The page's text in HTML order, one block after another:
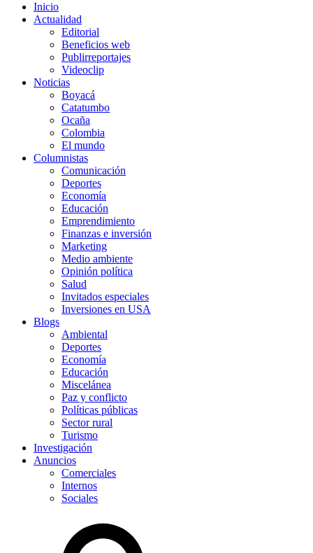
Inicio
Actualidad
Editorial
Beneficios web
Publirreportajes
Videoclip
Noticias
Boyacá
Catatumbo
Ocaña
Colombia
El mundo
Columnistas
Comunicación
Deportes
Economía
Educación
Emprendimiento
Finanzas e inversión
Marketing
Medio ambiente
Opinión política
Salud
Invitados especiales
Inversiones en USA
Blogs
Ambiental
Deportes
Economía
Educación
Miscelánea
Paz y conflicto
Políticas públicas
Sector rural
Turismo
Investigación
Anuncios
Comerciales
Internos
Sociales